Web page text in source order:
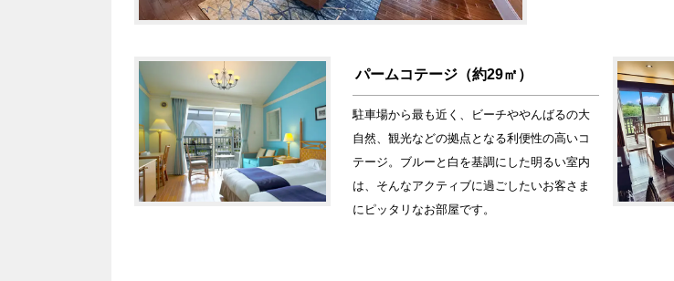
パームコテージ（約29㎡）
駐車場から最も近く、ビーチややんばるの大
自然、観光などの拠点となる利便性の高いコ
テージ。ブルーと白を基調にした明るい室内
は、そんなアクティブに過ごしたいお客さま
にピッタリなお部屋です。